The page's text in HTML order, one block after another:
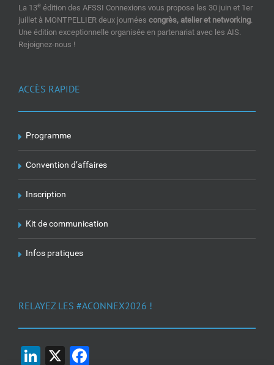
La 13e édition des AFSSI Connexions vous propose les 30 juin et 1er
juillet à MONTPELLIER deux journées congrès, atelier et networking.
Une édition exceptionnelle organisée en partenariat avec les AIS.
Rejoignez-nous !
ACCÈS RAPIDE
Programme
Convention d’affaires
Inscription
Kit de communication
Infos pratiques
RELAYEZ LES #ACONNEX2026 !
LinkedIn
X